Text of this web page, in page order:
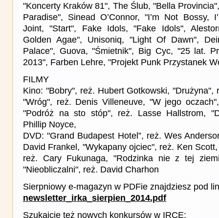
"Koncerty Kraków 81", The Ślub, "Bella
Paradise", Sinead O’Connor, "I’m Not Bossy,
Joint, "Start", Fake Idols, "Fake Idols",
Golden Agae", Unisoniq, "Light Of Dawn",
Palace", Guova, "Śmietnik", Big Cyc, "25 lat.
2013", Farben Lehre, "Projekt Punk Przystanek
FILMY
Kino: "Bobry", reż. Hubert Gotkowski, "Drużyna",
"Wróg", reż. Denis Villeneuve, "W jego
"Podróż na sto stóp", reż. Lasse Hallstrom,
Phillip Noyce,
DVD: "Grand Budapest Hotel”, reż. Wes
David Frankel, "Wykapany ojciec", reż. Ken
reż. Cary Fukunaga, "Rodzinka nie z tej
"Nieobliczalni", reż. David Charhon
Sierpniowy e-magazyn w PDFie znajdziesz pod
newsletter_irka_sierpien_2014.pdf
Szukajcie też nowych konkursów w IRCE: